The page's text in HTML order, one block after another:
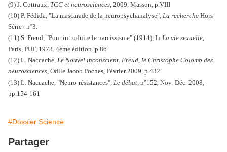
(9) J. Cottraux, TCC et neurosciences, 2009, Masson, p.VIII
(10) P. Fédida, "La mascarade de la neuropsychanalyse", La recherche Hors
Série . n°3.
(11) S. Freud, "Pour introduire le narcissisme" (1914), In La vie sexuelle,
Paris, PUF, 1973. 4ème édition. p.86
(12) L. Naccache, Le Nouvel inconscient. Freud, le Christophe Colomb des
neurosciences, Odile Jacob Poches, Février 2009, p.432
(13) L. Naccache, "Neuro-résistances", Le débat, n°152, Nov.-Déc. 2008,
pp.154-161
#Dossier Science
Partager